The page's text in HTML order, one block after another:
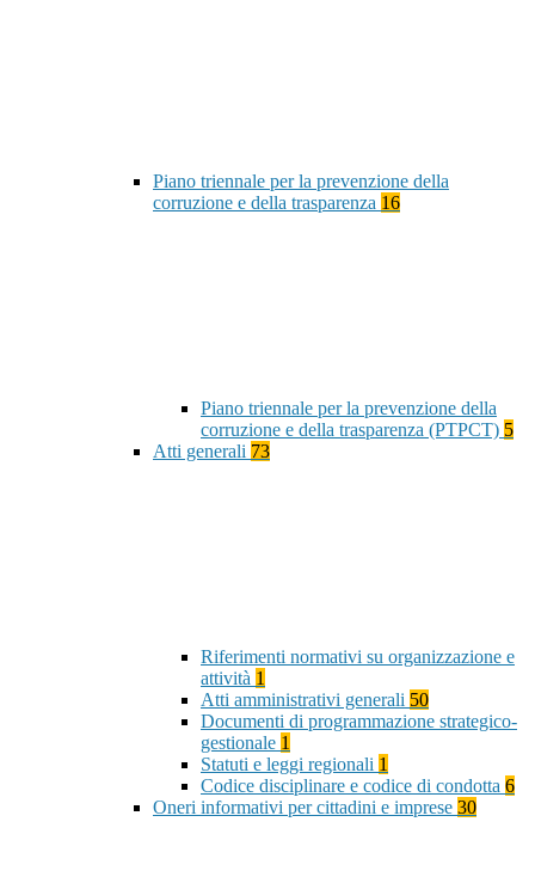
Piano triennale per la prevenzione della
corruzione e della trasparenza 16
Piano triennale per la prevenzione della
corruzione e della trasparenza (PTPCT) 5
Atti generali 73
Riferimenti normativi su organizzazione e
attività 1
Atti amministrativi generali 50
Documenti di programmazione strategico-
gestionale 1
Statuti e leggi regionali 1
Codice disciplinare e codice di condotta 6
Oneri informativi per cittadini e imprese 30